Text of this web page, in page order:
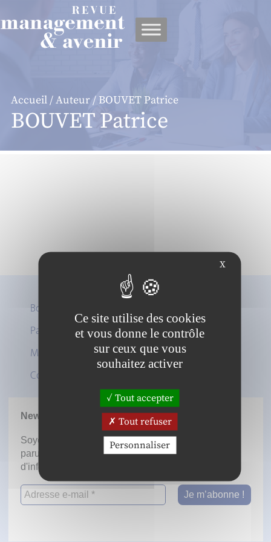
Accueil/Auteur/ BOUVET Patrice
BOUVET Patrice
Boutique
Panier
Mon compte
Contact
Twitter
LinkedIn
Newsletter
Soyez informé dès la mise en ligne des prochaines
parutions en vous inscrivant à notre lettre
d'information.
Panneau de gestion des cookies
X
Ce site utilise des cookies
et vous donne le contrôle
sur ceux que vous
souhaitez activer
Tout accepter
Tout refuser
Personnaliser